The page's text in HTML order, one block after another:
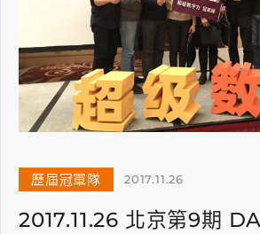
歷屆冠軍隊 2017.11.26
2017.11.26 北京第9期